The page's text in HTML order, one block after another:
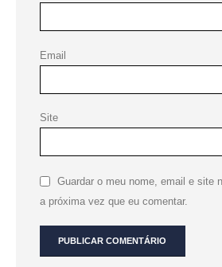
Email
Site
Guardar o meu nome, email e site
a próxima vez que eu comentar.